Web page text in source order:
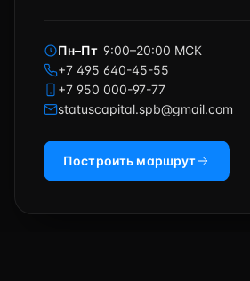
Пн–Пт 9:00–20:00 МСК
+7 495 640-45-55
+7 950 000-97-77
statuscapital.spb@gmail.com
Построить маршрут